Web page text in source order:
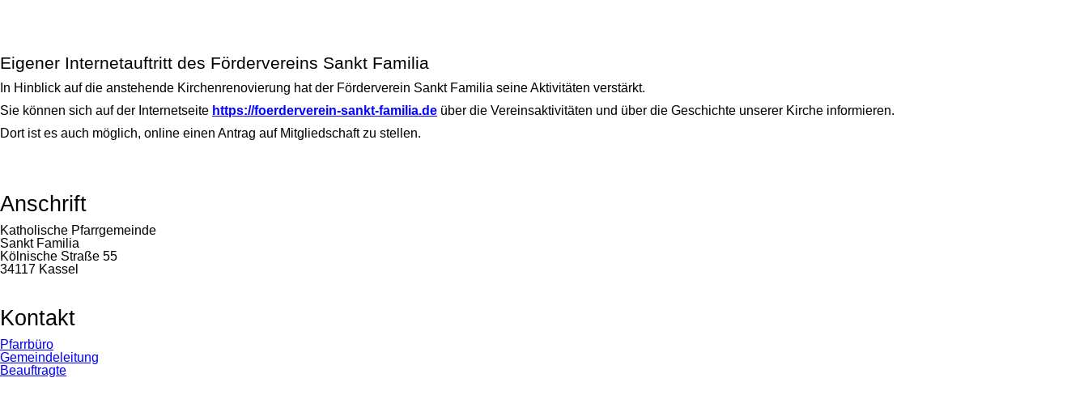
Eigener Internetauftritt des Fördervereins Sankt Familia
In Hinblick auf die anstehende Kirchenrenovierung hat der Förderverein Sankt Familia seine Aktivitäten verstärkt.
Sie können sich auf der Internetseite https://foerderverein-sankt-familia.de über die Vereinsaktivitäten und über die Geschichte unserer Kirche informieren.
Dort ist es auch möglich, online einen Antrag auf Mitgliedschaft zu stellen.
Anschrift
Katholische Pfarrgemeinde
Sankt Familia
Kölnische Straße 55
34117 Kassel
Kontakt
Navigation
überspringen
Pfarrbüro
Gemeindeleitung
Beauftragte